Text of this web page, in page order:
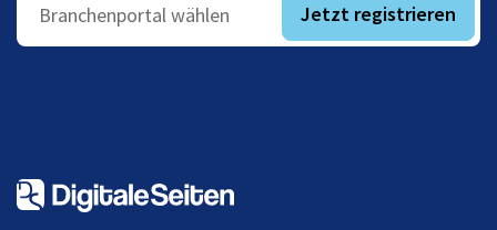
Branchenportal wählen Jetzt registrieren